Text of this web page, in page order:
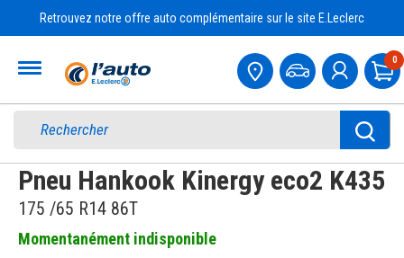
Retrouvez notre offre auto complémentaire sur le site E.Leclerc
0
Pneu Hankook Kinergy eco2 K435
175 /65 R14 86T
Momentanément indisponible